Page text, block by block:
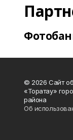
© 2026 Сайт
«Торатау»
района
Об